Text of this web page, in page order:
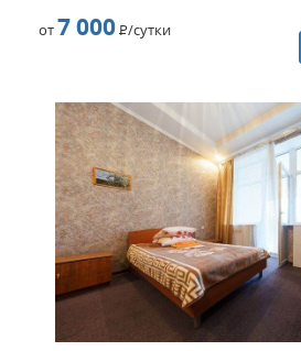
от7 000Р/сутки